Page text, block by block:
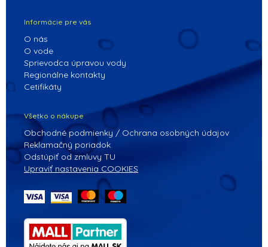
Informácie pre vás
O nás
O vode
Sprievodca úpravou vody
Regionálne kontakty
Cetifikáty
Všetko o nákupe
Obchodné podmienky / Ochrana osobných údajov
Reklamačný poriadok
Odstúpiť od zmluvy TU
Upraviť nastavenia COOKIES